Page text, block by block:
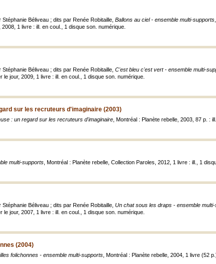
Béliveau ; dits par Renée Robitaille, Ballons au ciel - ensemble multi-supports
1 livre : ill. en coul., 1 disque son. numérique.
Béliveau ; dits par Renée Robitaille, C'est bleu c'est vert - ensemble multi-
jour, 2009, 1 livre : ill. en coul., 1 disque son. numérique.
sur les recruteurs d'imaginaire (2003)
: un regard sur les recruteurs d'imaginaire , Montréal : Planète rebelle, 2003, 87 p. :
multi-supports , Montréal : Planète rebelle, Collection Paroles, 2012, 1 livre : ill., 1
Béliveau ; dits par Renée Robitaille, Un chat sous les draps - ensemble
jour, 2007, 1 livre : ill. en coul., 1 disque son. numérique.
(2004)
folichonnes - ensemble multi-supports , Montréal : Planète rebelle, 2004, 1 livre (52